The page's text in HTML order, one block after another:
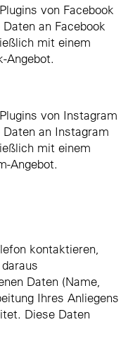
von Facebook
an Facebook
mit einem
Angebot.
von Instagram
an Instagram
mit einem
Angebot.
kontaktieren,
Daten (Name,
Ihres Anliegens
Diese Daten